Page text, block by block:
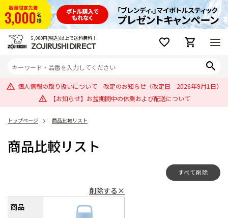
5,000円(税込)以上で送料無料！
ZOJIRUSHI DIRECT
個人情報の取り扱いについて 改定のお知らせ（改定日 2026年9月1日）
【お知らせ】お盆期間中の休業および配送について
トップページ 商品比較リスト
商品比較リスト
すべて削除
商品
削除する×